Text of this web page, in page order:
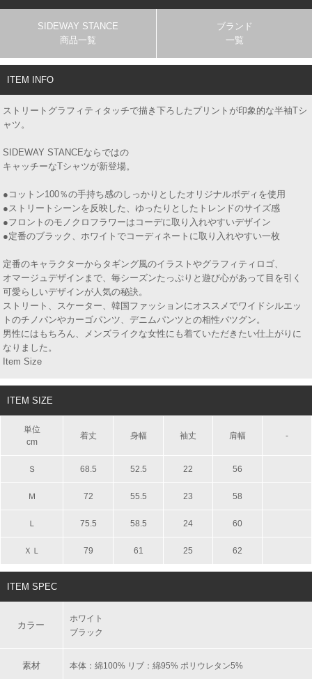
SIDEWAY STANCE
商品一覧
ブランド
一覧
ITEM INFO
ストリートグラフィティタッチで描き下ろしたプリントが印象的な半袖Tシ
ャツ。
SIDEWAY STANCEならではの
キャッチーなTシャツが新登場。
●コットン100％の手持ち感のしっかりとしたオリジナルボディを使用
●ストリートシーンを反映した、ゆったりとしたトレンドのサイズ感
●フロントのモノクロフラワーはコーデに取り入れやすいデザイン
●定番のブラック、ホワイトでコーディネートに取り入れやすい一枚
定番のキャラクターからタギング風のイラストやグラフィティロゴ、
オマージュデザインまで、毎シーズンたっぷりと遊び心があって目を引く
可愛らしいデザインが人気の秘訣。
ストリート、スケーター、韓国ファッションにオススメでワイドシルエッ
トのチノパンやカーゴパンツ、デニムパンツとの相性バツグン。
男性にはもちろん、メンズライクな女性にも着ていただきたい仕上がりに
なりました。
Item Size
ITEM SIZE
単位
cm
着丈 身幅 袖丈 肩幅 -
Ｓ 68.5 52.5 22 56
Ｍ 72 55.5 23 58
Ｌ 75.5 58.5 24 60
ＸＬ 79 61 25 62
ITEM SPEC
カラー
ホワイト
ブラック
素材 本体：綿100% リブ：綿95% ポリウレタン5%